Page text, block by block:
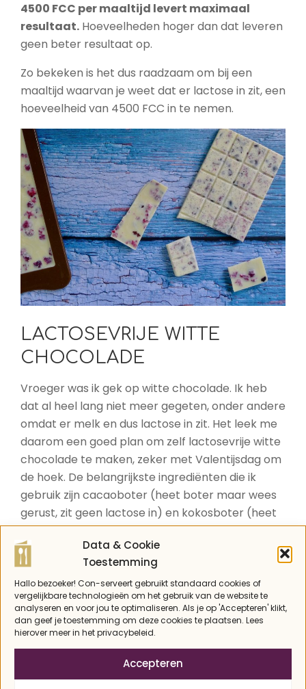
Data & Cookie
Toestemming
Hallo bezoeker! Con-serveert gebruikt standaard cookies of
vergelijkbare technologieën om het gebruik van de website te
analyseren en voor jou te optimaliseren. Als je op 'Accepteren' klikt,
dan geef je toestemming om deze cookies te plaatsen. Lees
hierover meer in het privacybeleid.
Accepteren
4500 FCC per maaltijd levert maximaal
resultaat. Hoeveelheden hoger dan dat leveren
geen beter resultaat op.
Zo bekeken is het dus raadzaam om bij een
maaltijd waarvan je weet dat er lactose in zit, een
hoeveelheid van 4500 FCC in te nemen.
LACTOSEVRIJE WITTE
CHOCOLADE
Vroeger was ik gek op witte chocolade. Ik heb
dat al heel lang niet meer gegeten, onder andere
omdat er melk en dus lactose in zit. Het leek me
daarom een goed plan om zelf lactosevrije witte
chocolade te maken, zeker met Valentijsdag om
de hoek. De belangrijkste ingrediënten die ik
gebruik zijn cacaoboter (heet boter maar wees
gerust, zit geen lactose in) en kokosboter (heet
ook boter maar wederom geen boter, ook wel
bekend als santen). Grappig eigenlijk, producten
die “boter” heten maar dat niet zijn, in een tijd
waar amandelmelk niet zo mag heten en er nog
niet heel lang geleden een hele toestand over
nep-boter die wel “boter” heette. Maar goed, ik
dwaal af. Maak deze lactosevrije witte
koolhydraatarm is. Ik beloof je dat het genieten